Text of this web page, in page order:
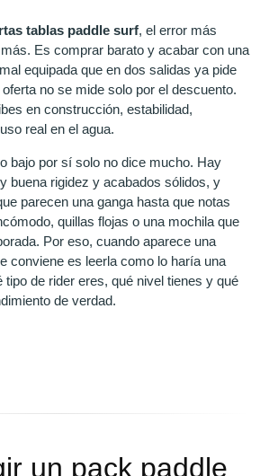
tablas paddle surf, el error más
Es comprar barato y acabar con una
equipada que en dos salidas ya pide
no se mide solo por el descuento.
en construcción, estabilidad,
real en el agua.
bajo por sí solo no dice mucho. Hay
buena rigidez y acabados sólidos, y
parecen una ganga hasta que notas
quillas flojas o una mochila que
Por eso, cuando aparece una
conviene es leerla como lo haría una
tipo de rider eres, qué nivel tienes y qué
de verdad.
un pack paddle